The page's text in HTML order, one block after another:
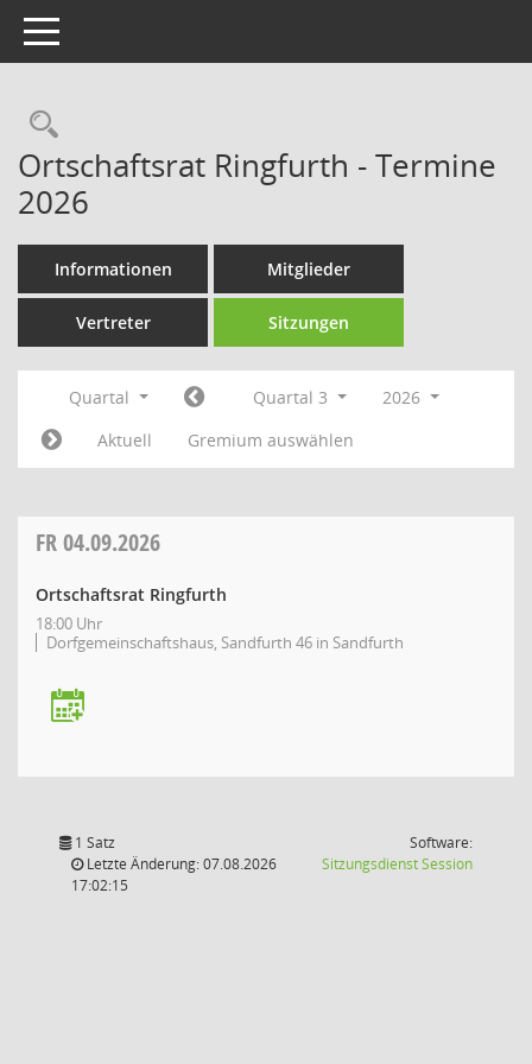
Toggle navigation
Rechercheauswahl
Ortschaftsrat Ringfurth - Termine
2026
Informationen Mitglieder
Vertreter Sitzungen
Quartal Quartal 3
2026
Aktuell
Gremium auswählen
FR04.09.2026
Ortschaftsrat Ringfurth
18:00 Uhr
Dorfgemeinschaftshaus, Sandfurth 46 in Sandfurth
1 Satz
Letzte Änderung: 07.08.2026
17:02:15
Software:
SitzungsdienstSession(Wird in